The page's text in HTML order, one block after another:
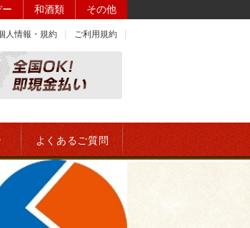
和酒類 その他
人情報・規約 ご利用規約
よくあるご質問